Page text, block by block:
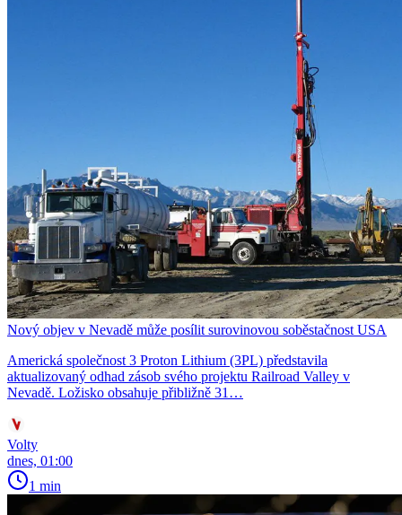
Nový objev v Nevadě může posílit surovinovou soběstačnost USA
Americká společnost 3 Proton Lithium (3PL) představila
aktualizovaný odhad zásob svého projektu Railroad Valley v
Nevadě. Ložisko obsahuje přibližně 31…
Volty
dnes, 01:00
1 min